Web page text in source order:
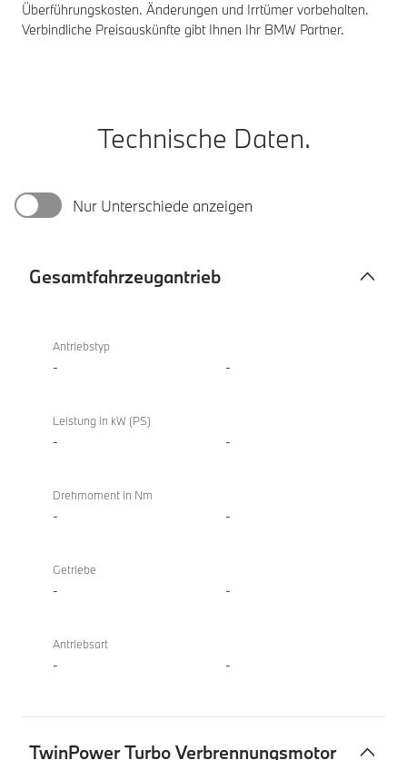
Überführungskosten. Änderungen und Irrtümer vorbehalten.
Verbindliche Preisauskünfte gibt Ihnen Ihr BMW Partner.
Technische Daten.
Nur Unterschiede anzeigen
Gesamtfahrzeugantrieb
xDrive
Gran
Antriebstyp
- -
Leistung in kW (PS)
- -
Drehmoment in Nm
- -
Getriebe
- -
Antriebsart
- -
TwinPower Turbo Verbrennungsmotor